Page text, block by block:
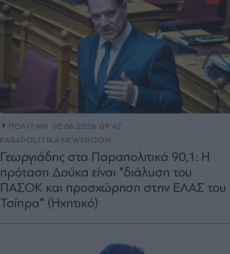
ΠΟΛΙΤΙΚΗ
02.06.2026 09:42
PARAPOLITIKA NEWSROOM
Γεωργιάδης στα Παραπολιτικά 90,1: Η
πρόταση Δούκα είναι "διάλυση του
ΠΑΣΟΚ και προσχώρηση στην ΕΛΑΣ του
Τσίπρα" (Ηχητικό)